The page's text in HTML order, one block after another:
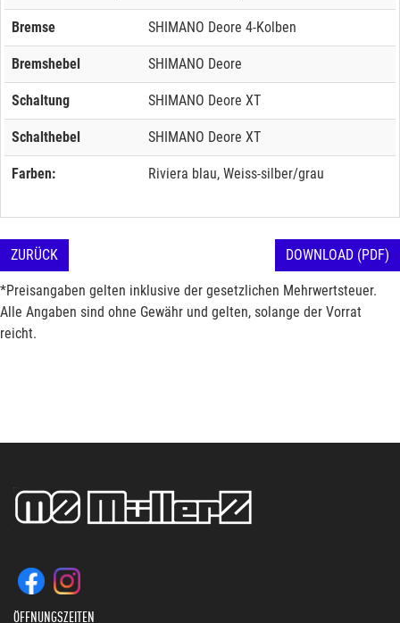
Bremse SHIMANO Deore 4-Kolben
Bremshebel SHIMANO Deore
Schaltung SHIMANO Deore XT
Schalthebel SHIMANO Deore XT
Farben: Riviera blau, Weiss-silber/grau
ZURÜCK DOWNLOAD (PDF)
*Preisangaben gelten inklusive der gesetzlichen Mehrwertsteuer.
Alle Angaben sind ohne Gewähr und gelten, solange der Vorrat
reicht.
ÖFFNUNGSZEITEN